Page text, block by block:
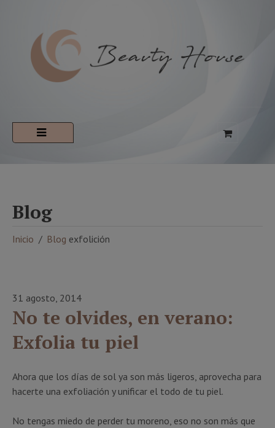
Blog
Inicio Blog exfolición
31 agosto, 2014
No te olvides, en verano:
Exfolia tu piel
Ahora que los días de sol ya son más ligeros, aprovecha para
hacerte una exfoliación y unificar el todo de tu piel.
No tengas miedo de perder tu moreno, eso no son más que